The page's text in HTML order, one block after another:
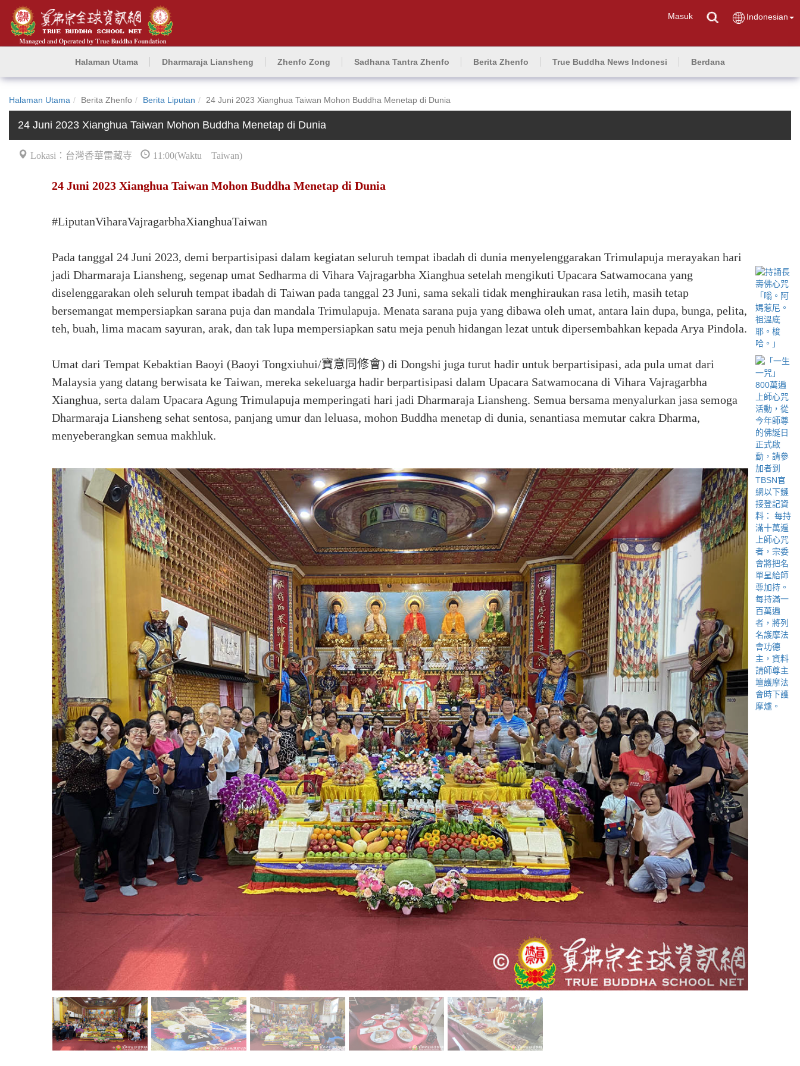
Masuk Indonesian
Halaman Utama Dharmaraja Liansheng Zhenfo Zong Sadhana Tantra Zhenfo Berita Zhenfo True Buddha News Indonesi Berdana
Halaman Utama Berita Zhenfo Berita Liputan 24 Juni 2023 Xianghua Taiwan Mohon Buddha Menetap di Dunia
24 Juni 2023 Xianghua Taiwan Mohon Buddha Menetap di Dunia
Lokasi：台灣香華雷藏寺 11:00(Waktu Taiwan)
24 Juni 2023 Xianghua Taiwan Mohon Buddha Menetap di Dunia
#LiputanViharaVajragarbhaXianghuaTaiwan
Pada tanggal 24 Juni 2023, demi berpartisipasi dalam kegiatan seluruh tempat ibadah di dunia menyelenggarakan Trimulapuja merayakan hari
jadi Dharmaraja Liansheng, segenap umat Sedharma di Vihara Vajragarbha Xianghua setelah mengikuti Upacara Satwamocana yang
diselenggarakan oleh seluruh tempat ibadah di Taiwan pada tanggal 23 Juni, sama sekali tidak menghiraukan rasa letih, masih tetap
bersemangat mempersiapkan sarana puja dan mandala Trimulapuja. Menata sarana puja yang dibawa oleh umat, antara lain dupa, bunga, pelita,
teh, buah, lima macam sayuran, arak, dan tak lupa mempersiapkan satu meja penuh hidangan lezat untuk dipersembahkan kepada Arya Pindola.
Umat dari Tempat Kebaktian Baoyi (Baoyi Tongxiuhui/寶意同修會) di Dongshi juga turut hadir untuk berpartisipasi, ada pula umat dari
Malaysia yang datang berwisata ke Taiwan, mereka sekeluarga hadir berpartisipasi dalam Upacara Satwamocana di Vihara Vajragarbha
Xianghua, serta dalam Upacara Agung Trimulapuja memperingati hari jadi Dharmaraja Liansheng. Semua bersama menyalurkan jasa semoga
Dharmaraja Liansheng sehat sentosa, panjang umur dan leluasa, mohon Buddha menetap di dunia, senantiasa memutar cakra Dharma,
menyeberangkan semua makhluk.